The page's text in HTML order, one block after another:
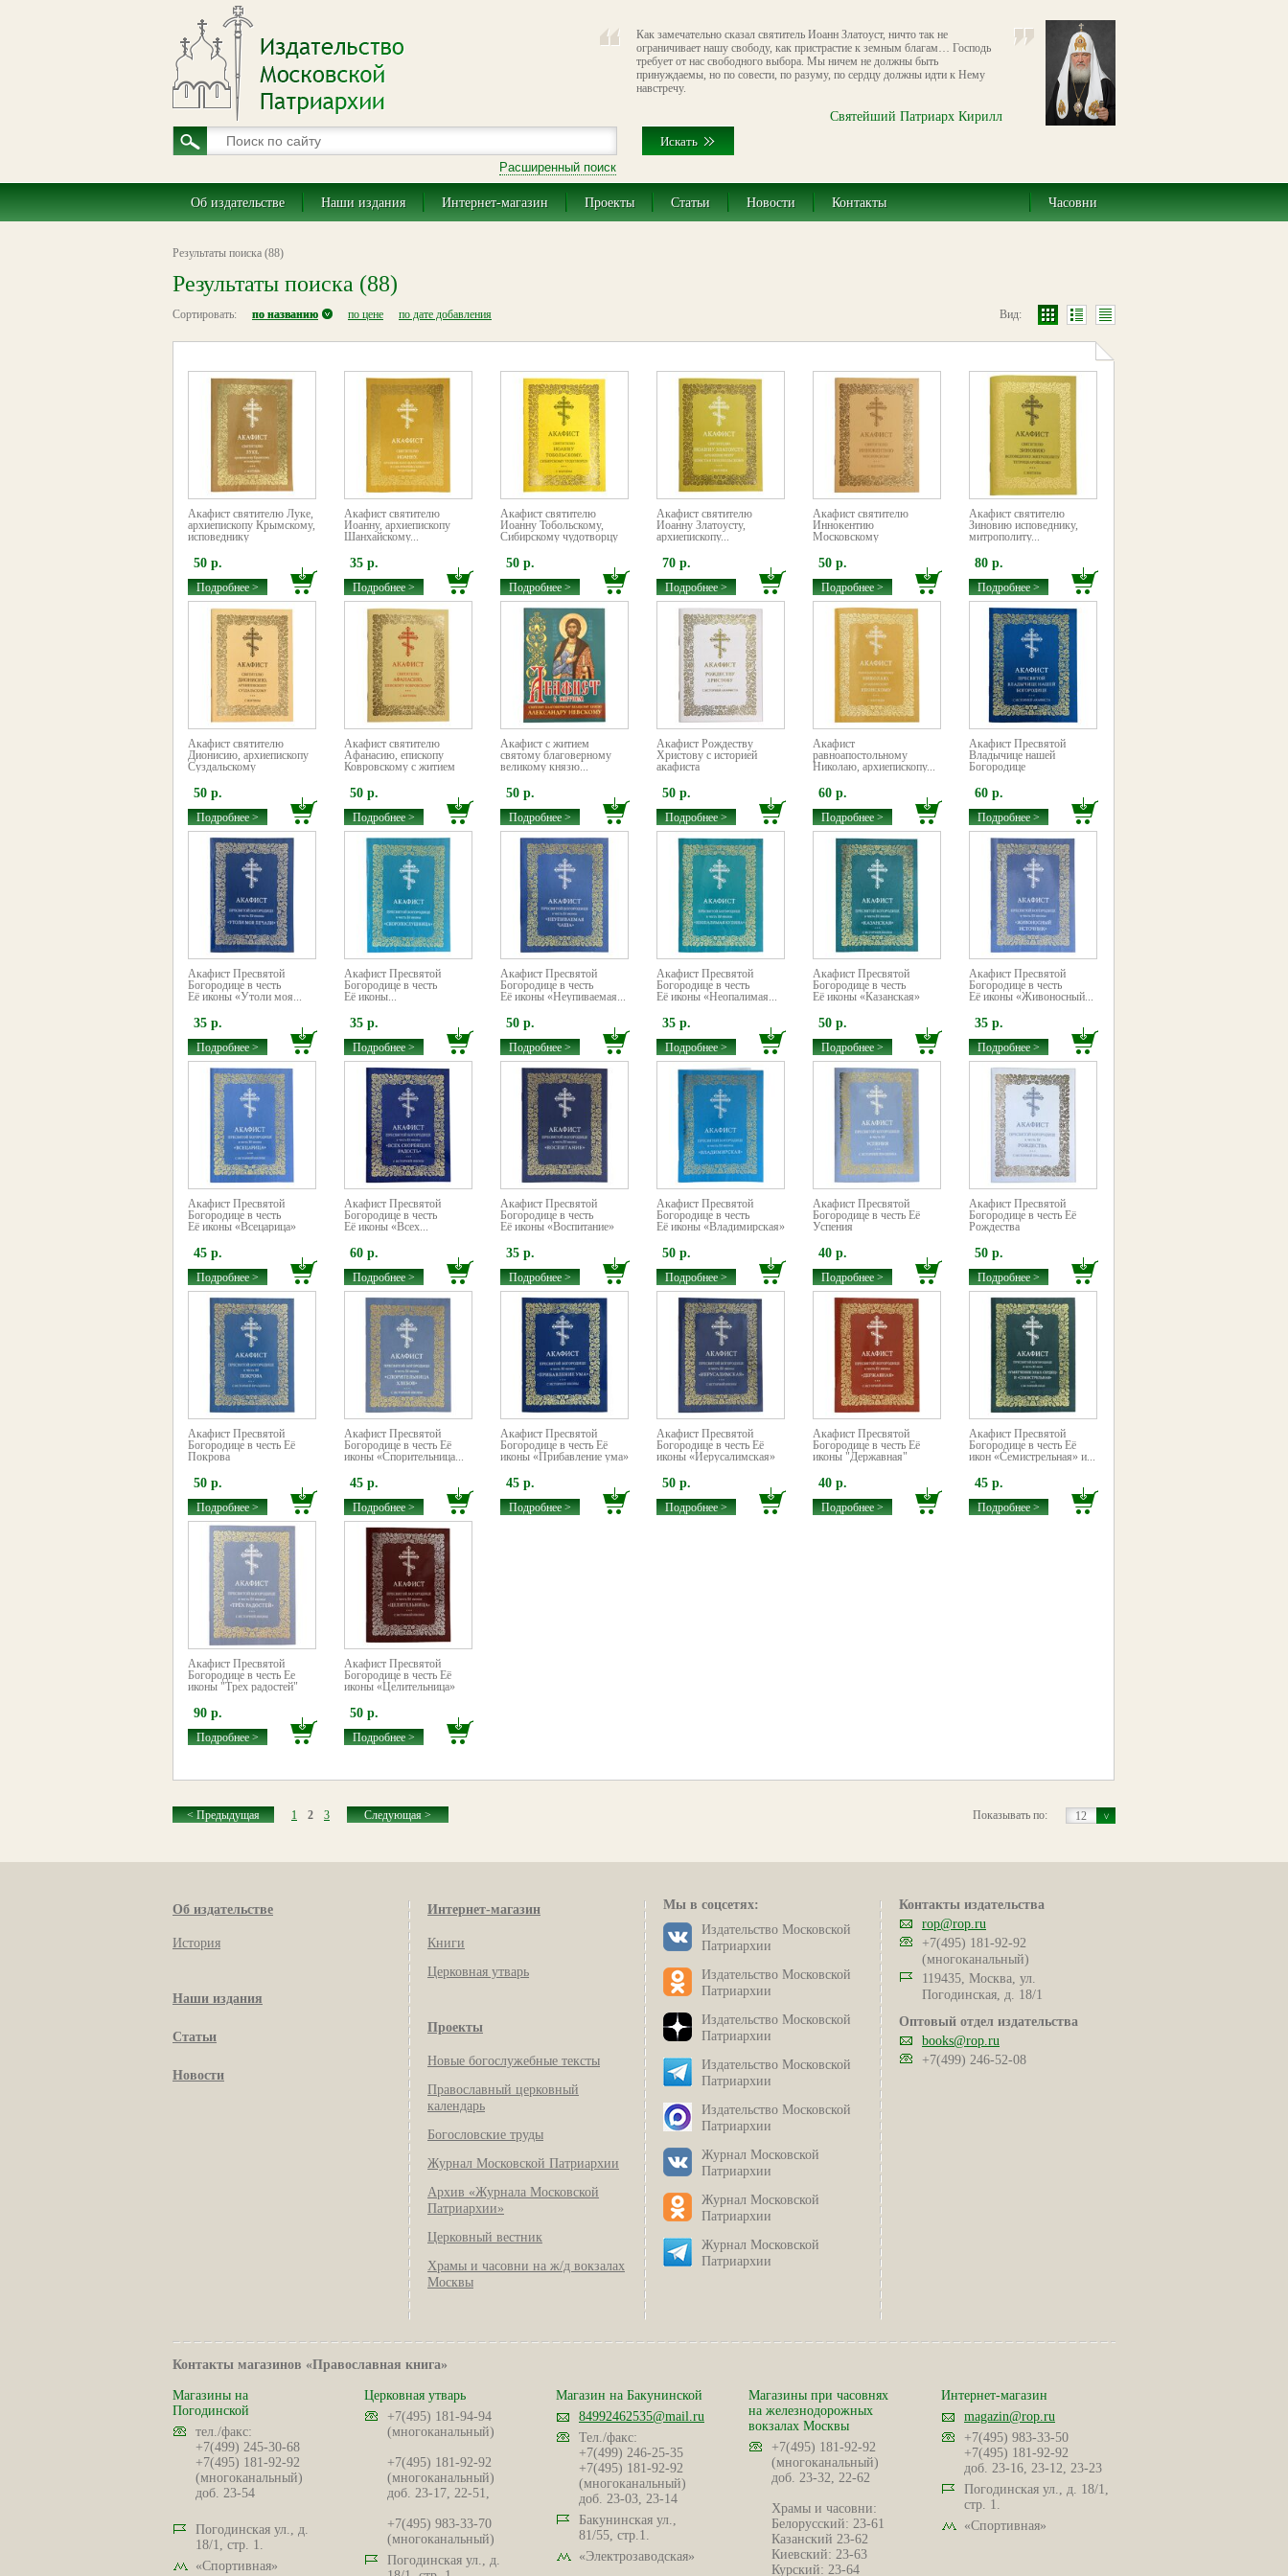
Как замечательно сказал святитель Иоанн Златоуст, ничто так не
ограничивает нашу свободу, как пристрастие к земным благам… Господь
требует от нас свободного выбора. Мы ничем не должны быть
принуждаемы, но по совести, по разуму, по сердцу должны идти к Нему
навстречу.
Святейший Патриарх Кирилл
Расширенный поиск
Об издательстве Наши издания Интернет-магазин Проекты Статьи Новости Контакты Часовни
Результаты поиска (88)
Результаты поиска (88)
Сортировать: Вид:
по названию по цене по дате добавления
Акафист святителю Луке,
архиепископу Крымскому,
исповеднику
50 р.
Подробнее >
Акафист святителю
Иоанну, архиепископу
Шанхайскому...
35 р.
Подробнее >
Акафист святителю
Иоанну Тобольскому,
Сибирскому чудотворцу
50 р.
Подробнее >
Акафист святителю
Иоанну Златоусту,
архиепископу...
70 р.
Подробнее >
Акафист святителю
Иннокентию
Московскому
50 р.
Подробнее >
Акафист святителю
Зиновию исповеднику,
митрополиту...
80 р.
Подробнее >
Акафист святителю
Дионисию, архиепископу
Суздальскому
50 р.
Подробнее >
Акафист святителю
Афанасию, епископу
Ковровскому с житием
50 р.
Подробнее >
Акафист с житием
святому благоверному
великому князю...
50 р.
Подробнее >
Акафист Рождеству
Христову с историей
акафиста
50 р.
Подробнее >
Акафист
равноапостольному
Николаю, архиепископу...
60 р.
Подробнее >
Акафист Пресвятой
Владычице нашей
Богородице
60 р.
Подробнее >
Акафист Пресвятой
Богородице в честь
Её иконы «Утоли моя...
35 р.
Подробнее >
Акафист Пресвятой
Богородице в честь
Её иконы...
35 р.
Подробнее >
Акафист Пресвятой
Богородице в честь
Её иконы «Неупиваемая...
50 р.
Подробнее >
Акафист Пресвятой
Богородице в честь
Её иконы «Неопалимая...
35 р.
Подробнее >
Акафист Пресвятой
Богородице в честь
Её иконы «Казанская»
50 р.
Подробнее >
Акафист Пресвятой
Богородице в честь
Её иконы «Живоносный...
35 р.
Подробнее >
Акафист Пресвятой
Богородице в честь
Её иконы «Всецарица»
45 р.
Подробнее >
Акафист Пресвятой
Богородице в честь
Её иконы «Всех...
60 р.
Подробнее >
Акафист Пресвятой
Богородице в честь
Её иконы «Воспитание»
35 р.
Подробнее >
Акафист Пресвятой
Богородице в честь
Её иконы «Владимирская»
50 р.
Подробнее >
Акафист Пресвятой
Богородице в честь Её
Успения
40 р.
Подробнее >
Акафист Пресвятой
Богородице в честь Её
Рождества
50 р.
Подробнее >
Акафист Пресвятой
Богородице в честь Её
Покрова
50 р.
Подробнее >
Акафист Пресвятой
Богородице в честь Её
иконы «Спорительница...
45 р.
Подробнее >
Акафист Пресвятой
Богородице в честь Её
иконы «Прибавление ума»
45 р.
Подробнее >
Акафист Пресвятой
Богородице в честь Её
иконы «Иерусалимская»
50 р.
Подробнее >
Акафист Пресвятой
Богородице в честь Её
иконы "Державная"
40 р.
Подробнее >
Акафист Пресвятой
Богородице в честь Её
икон «Семистрельная» и...
45 р.
Подробнее >
Акафист Пресвятой
Богородице в честь Ее
иконы "Трех радостей"
90 р.
Подробнее >
Акафист Пресвятой
Богородице в честь Её
иконы «Целительница»
50 р.
Подробнее >
12
Показывать по:
< Предыдущая 1 2 3 Следующая >
Об издательстве
История
Наши издания
Статьи
Новости
Интернет-магазин
Книги
Церковная утварь
Проекты
Новые богослужебные тексты
Православный церковный
календарь
Богословские труды
Журнал Московской Патриархии
Архив «Журнала Московской
Патриархии»
Церковный вестник
Храмы и часовни на ж/д вокзалах
Москвы
Мы в соцсетях:
Издательство Московской
Патриархии
Издательство Московской
Патриархии
Издательство Московской
Патриархии
Издательство Московской
Патриархии
Издательство Московской
Патриархии
Журнал Московской
Патриархии
Журнал Московской
Патриархии
Журнал Московской
Патриархии
Контакты издательства
rop@rop.ru
+7(495) 181-92-92
(многоканальный)
119435, Москва, ул.
Погодинская, д. 18/1
Оптовый отдел издательства
books@rop.ru
+7(499) 246-52-08
Контакты магазинов «Православная книга»
Магазины на
Погодинской
тел./факс:
+7(499) 245-30-68
+7(495) 181-92-92
(многоканальный)
доб. 23-54
Погодинская ул., д.
18/1, стр. 1.
«Спортивная»
Церковная утварь
+7(495) 181-94-94
(многоканальный)
+7(495) 181-92-92
(многоканальный)
доб. 23-17, 22-51,
+7(495) 983-33-70
(многоканальный)
Погодинская ул., д.
Магазин на Бакунинской
84992462535@mail.ru
Тел./факс:
+7(499) 246-25-35
+7(495) 181-92-92
(многоканальный)
доб. 23-03, 23-14
Бакунинская ул.,
81/55, стр.1.
«Электрозаводская»
Магазины при часовнях
на железнодорожных
вокзалах Москвы
+7(495) 181-92-92
(многоканальный)
доб. 23-32, 22-62
Храмы и часовни:
Белорусский: 23-61
Казанский 23-62
Киевский: 23-63
Курский: 23-64
Интернет-магазин
magazin@rop.ru
+7(495) 983-33-50
+7(495) 181-92-92
доб. 23-16, 23-12, 23-23
Погодинская ул., д. 18/1,
стр. 1.
«Спортивная»